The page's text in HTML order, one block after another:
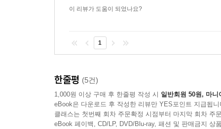
이 리뷰가 도움이 되었나요?
1
한줄평 (5건)
1,000원 이상 구매 후 한줄평 작성 시 일반회원 50원, 마니
eBook은 다운로드 후 작성한 리뷰만 YES포인트 지급됩니
클래스는 첫번째 회차 주문확정 시점부터 마지막 회차 주
eBook 페이백, CD/LP, DVD/Blu-ray, 패션 및 판매금지 상